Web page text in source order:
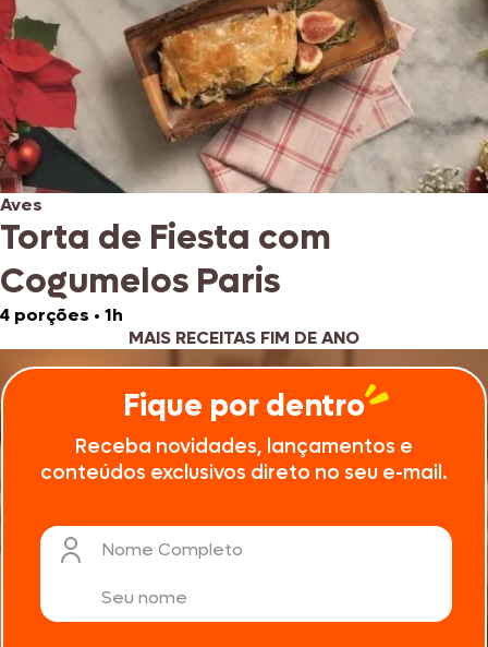
Aves
Torta de Fiesta com
Cogumelos Paris
4 porções • 1h
MAIS RECEITAS FIM DE ANO
Fique por dentro
Receba novidades, lançamentos e
conteúdos exclusivos direto no seu e-mail.
Nome Completo